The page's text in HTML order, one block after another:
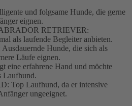
und folgsame Hunde, die gerne
eignen.
RETRIEVER:
als laufende Begleiter anbieten.
Hunde, die sich als
Läufe eignen.
erfahrene Hand und möchte
Laufhund.
Top Laufhund, da er intensive
ungeeignet.